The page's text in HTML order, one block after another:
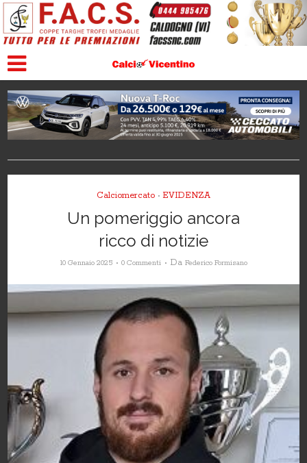
Calciomercato • EVIDENZA
Un pomeriggio ancora
ricco di notizie
10 Gennaio 2025 0 Commenti Da Federico Formisano